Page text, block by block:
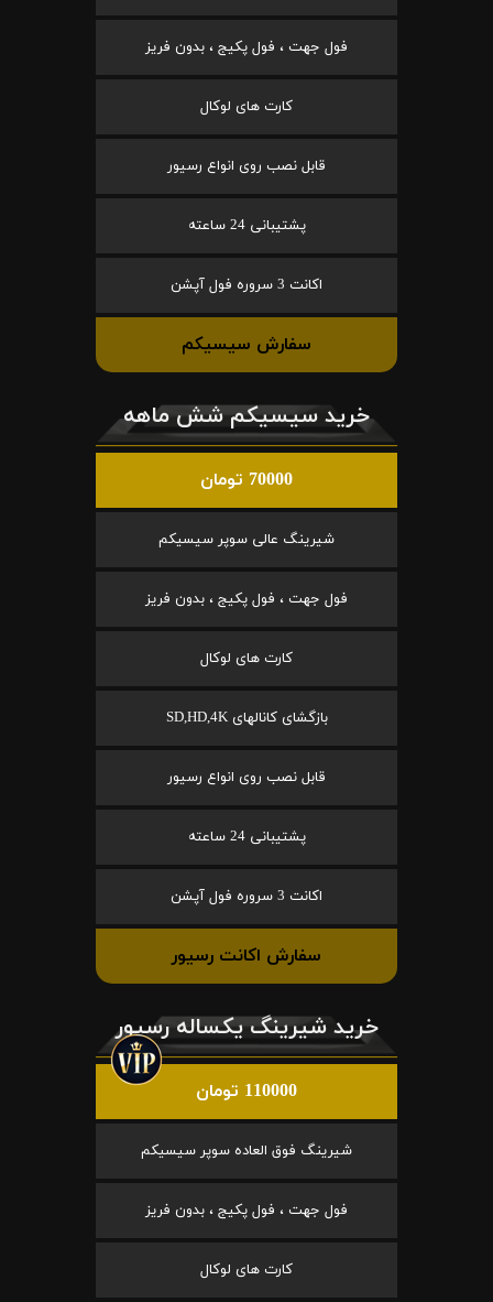
فول جهت ، فول پکیج ، بدون فریز
کارت های لوکال
قابل نصب روی انواع رسیور
پشتیبانی 24 ساعته
اکانت 3 سروره فول آپشن
سفارش سیسیکم
خرید سیسیکم شش ماهه
70000 تومان
شیرینگ عالی سوپر سیسیکم
فول جهت ، فول پکیج ، بدون فریز
کارت های لوکال
بازگشای کانالهای SD,HD,4K
قابل نصب روی انواع رسیور
پشتیبانی 24 ساعته
اکانت 3 سروره فول آپشن
سفارش اکانت رسیور
خرید شیرینگ یکساله رسیور
110000 تومان
شیرینگ فوق العاده سوپر سیسیکم
فول جهت ، فول پکیج ، بدون فریز
کارت های لوکال